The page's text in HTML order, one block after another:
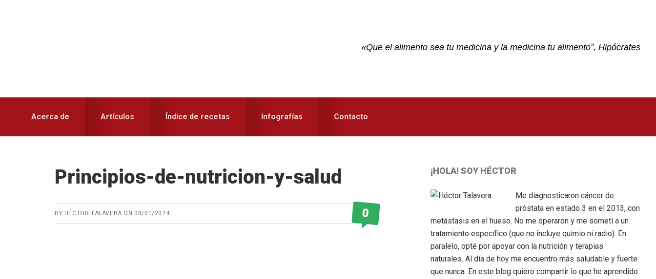
«Que el alimento sea tu medicina y la medicina tu alimento”, Hipócrates
Acerca de Artículos Índice de recetas Infografías Contacto
Principios-de-nutricion-y-salud
BY HÉCTOR TALAVERA ON 08/01/2024 0
Primary
Sidebar
¡HOLA! SOY HÉCTOR
Me diagnosticaron cáncer de
próstata en estado 3 en el 2013, con
metástasis en el hueso. No me operaron y me sometí a un
tratamiento específico (que no incluye quimio ni radio). En
paralelo, opté por apoyar con la nutrición y terapias
naturales. Al día de hoy me encuentro más saludable y fuerte
que nunca. En este blog quiero compartir lo que he aprendido